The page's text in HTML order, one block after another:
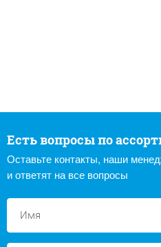
Есть вопросы по
Оставьте контакты, наши
и ответят на все вопросы